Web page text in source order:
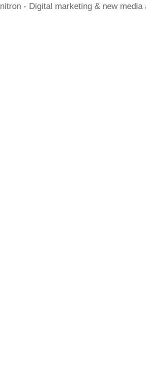
- Digital marketing & new media